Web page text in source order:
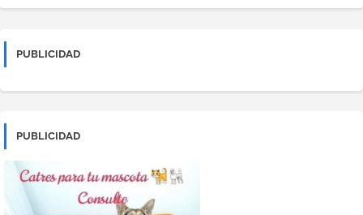
PUBLICIDAD
PUBLICIDAD